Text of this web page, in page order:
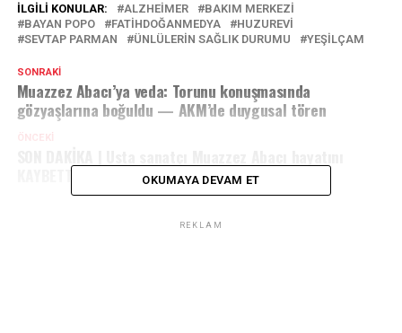
İLGILI KONULAR: ALZHEIMER
BAKIM MERKEZI
BAYAN POPO
FATIHDOĞANMEDYA
HUZUREVI
SEVTAP PARMAN
ÜNLÜLERIN SAĞLIK DURUMU YEŞILÇAM
SONRAKI
Muazzez Abacı’ya veda: Torunu konuşmasında
gözyaşlarına boğuldu — AKM’de duygusal tören
ÖNCEKI
KAYBETTİ.
OKUMAYA DEVAM ET
REKLAM